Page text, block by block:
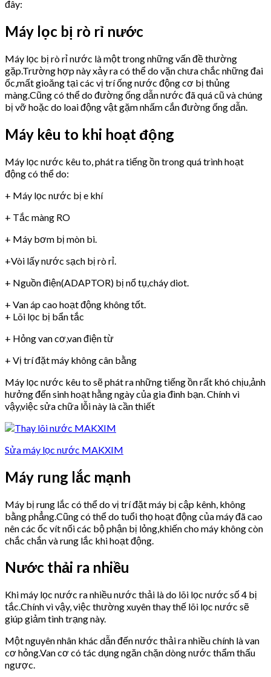
đây:
Máy lọc bị rò rỉ nước
Máy lọc bị rò rỉ nước là một trong những vấn đề thường
gặp.Trường hợp này xảy ra có thể do vặn chưa chắc những đai
ốc,mất gioăng tại các vị trí ống nước động cơ bị thủng
màng.Cũng có thể do đường ống dẫn nước đã quá cũ và chúng
bị vỡ hoặc do loai động vật gặm nhấm cắn đường ống dẫn.
Máy kêu to khi hoạt động
Máy lọc nước kêu to, phát ra tiếng ồn trong quá trình hoạt
động có thể do:
+ Máy lọc nước bị e khí
+ Tắc màng RO
+ Máy bơm bị mòn bi.
+Vòi lấy nước sạch bị rò rỉ.
+ Nguồn điện(ADAPTOR) bị nổ tụ,cháy diot.
+ Van áp cao hoạt động không tốt.
+ Lõi lọc bị bẩn tắc
+ Hỏng van cơ,van điện từ
+ Vị trí đặt máy không cân bằng
Máy lọc nước kêu to sẽ phát ra những tiếng ồn rất khó chịu,ảnh
hưởng đến sinh hoạt hằng ngày của gia đình bạn. Chính vì
vậy,việc sửa chữa lỗi này là cần thiết
Sửa máy lọc nước MAKXIM
Máy rung lắc mạnh
Máy bị rung lắc có thể do vị trí đặt máy bị cập kênh, không
bằng phẳng.Cũng có thể do tuổi thọ hoạt động của máy đã cao
nên các ốc vít nối các bộ phận bị lỏng,khiến cho máy không còn
chắc chắn và rung lắc khi hoạt động.
Nước thải ra nhiều
Khi máy lọc nước ra nhiều nước thải là do lõi lọc nước số 4 bị
tắc.Chính vì vậy, việc thường xuyên thay thế lõi lọc nước sẽ
giúp giảm tình trạng này.
Một nguyên nhân khác dẫn đến nước thải ra nhiều chính là van
cơ hỏng.Van cơ có tác dụng ngăn chặn dòng nước thẩm thấu
ngược.